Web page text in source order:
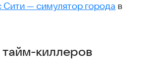
— симулятор города в
киллеров